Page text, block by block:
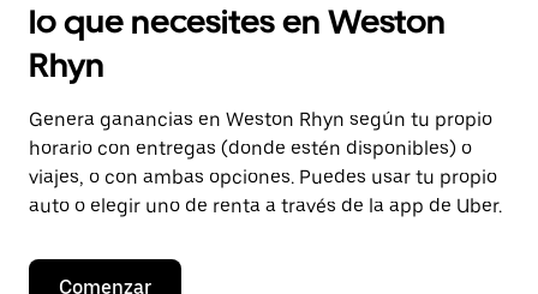
lo que necesites en Weston
Rhyn
Genera ganancias en Weston Rhyn según tu propio
horario con entregas (donde estén disponibles) o
viajes, o con ambas opciones. Puedes usar tu propio
auto o elegir uno de renta a través de la app de Uber.
Comenzar